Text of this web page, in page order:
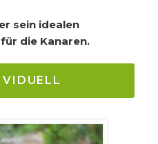
sein idealen
die Kanaren.